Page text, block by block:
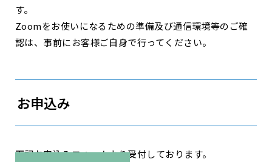
す。
Zoomをお使いになるための準備及び通信環境等のご確
認は、事前にお客様ご自身で行ってください。
お申込み
下記お申込みフォームより受付しております。